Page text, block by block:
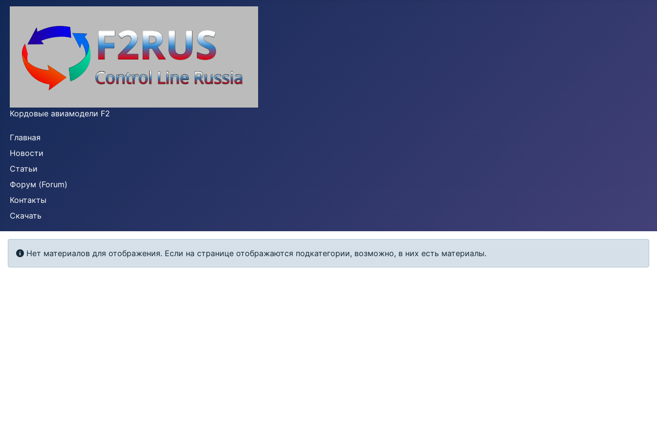
Кордовые авиамодели F2
Главная
Новости
Статьи
Форум (Forum)
Контакты
Скачать
Информация
Нет материалов для отображения. Если на странице отображаются подкатегории, возможно, в них есть материалы.